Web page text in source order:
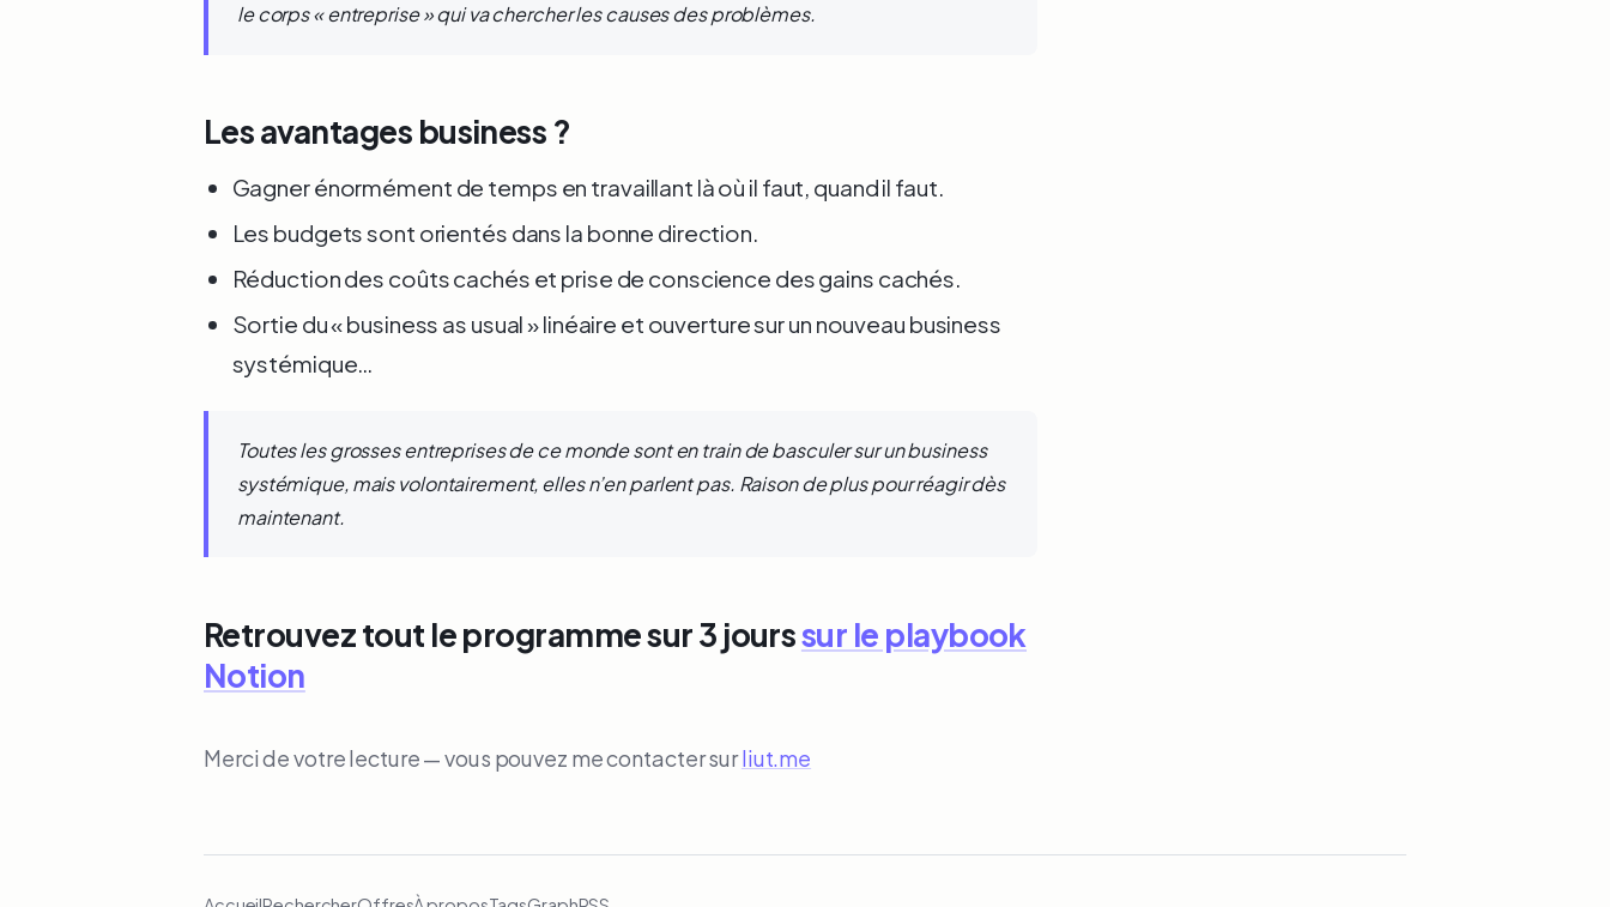
le corps « entreprise » qui va chercher les causes des problèmes.
Les avantages business ?
Gagner énormément de temps en travaillant là où il faut, quand il faut.
Les budgets sont orientés dans la bonne direction.
Réduction des coûts cachés et prise de conscience des gains cachés.
Sortie du « business as usual » linéaire et ouverture sur un nouveau business
systémique…
Toutes les grosses entreprises de ce monde sont en train de basculer sur un business
systémique, mais volontairement, elles n’en parlent pas. Raison de plus pour réagir dès
maintenant.
Retrouvez tout le programme sur 3 jourssur le playbook
Notion
Merci de votre lecture — vous pouvez me contacter surliut.me